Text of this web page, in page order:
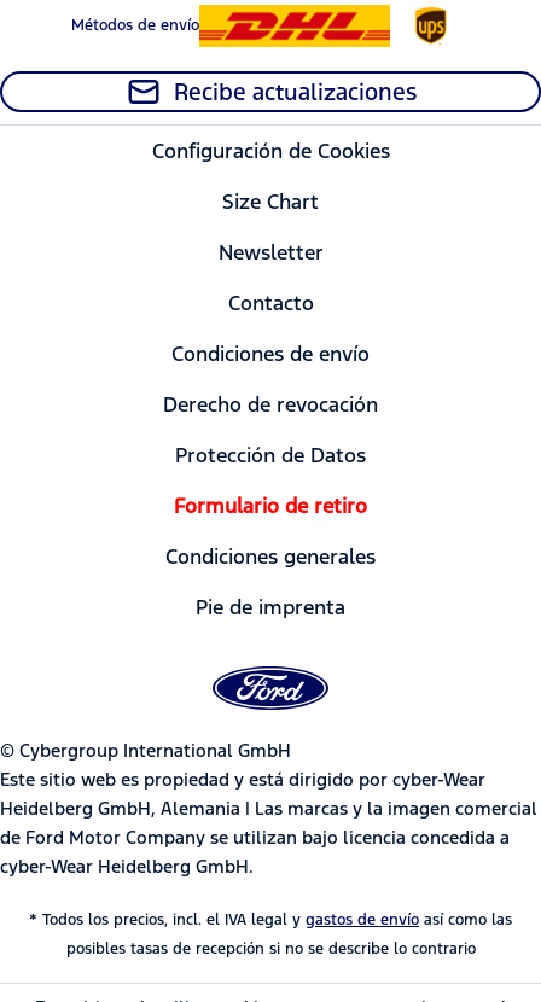
Métodos de envío
Recibe actualizaciones
Configuración de Cookies
Size Chart
Newsletter
Contacto
Condiciones de envío
Derecho de revocación
Protección de Datos
Formulario de retiro
Condiciones generales
Pie de imprenta
© Cybergroup International GmbH
Este sitio web es propiedad y está dirigido por cyber-Wear
Heidelberg GmbH, Alemania | Las marcas y la imagen comercial
de Ford Motor Company se utilizan bajo licencia concedida a
cyber-Wear Heidelberg GmbH.
* Todos los precios, incl. el IVA legal y gastos de envío así como las
posibles tasas de recepción si no se describe lo contrario